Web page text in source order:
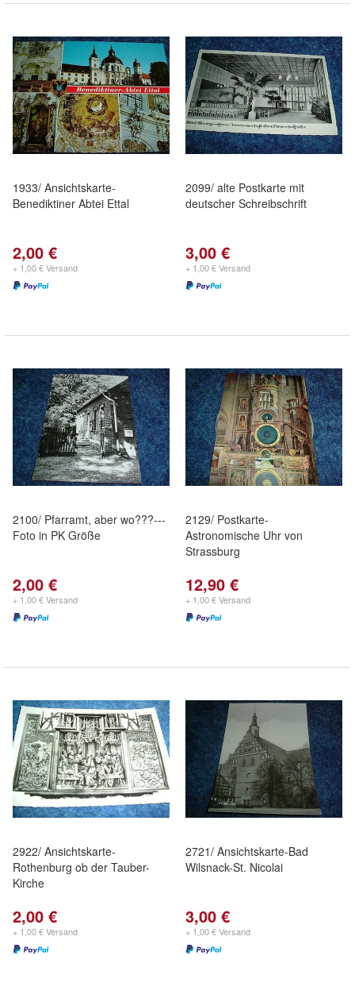
1933/ Ansichtskarte-
Benediktiner Abtei Ettal
2,00 €
+ 1,00 € Versand
2099/ alte Postkarte mit
deutscher Schreibschrift
3,00 €
+ 1,00 € Versand
2100/ Pfarramt, aber wo???---
Foto in PK Größe
2,00 €
+ 1,00 € Versand
2129/ Postkarte-
Astronomische Uhr von
Strassburg
12,90 €
+ 1,00 € Versand
2922/ Ansichtskarte-
Rothenburg ob der Tauber-
Kirche
2,00 €
+ 1,00 € Versand
2721/ Ansichtskarte-Bad
Wilsnack-St. Nicolai
3,00 €
+ 1,00 € Versand